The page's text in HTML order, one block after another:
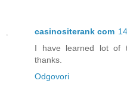
casinositerank com
I have learned lot of
thanks.
Odgovori